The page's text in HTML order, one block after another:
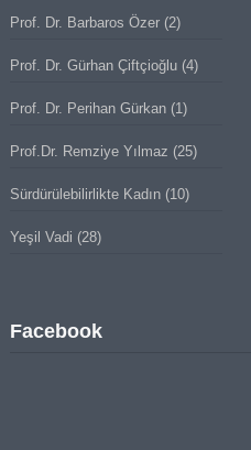
Prof. Dr. Barbaros Özer(2)
Prof. Dr. Gürhan Çiftçioğlu(4)
Prof. Dr. Perihan Gürkan(1)
Prof.Dr. Remziye Yılmaz (25)
Sürdürülebilirlikte Kadın(10)
Yeşil Vadi (28)
Facebook